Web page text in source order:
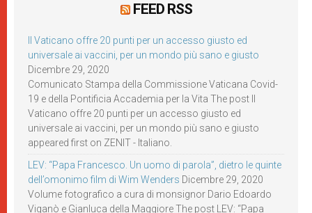
FEED RSS
Il Vaticano offre 20 punti per un accesso giusto ed
universale ai vaccini, per un mondo più sano e giusto
Dicembre 29, 2020
Comunicato Stampa della Commissione Vaticana Covid-
19 e della Pontificia Accademia per la Vita The post Il
Vaticano offre 20 punti per un accesso giusto ed
universale ai vaccini, per un mondo più sano e giusto
appeared first on ZENIT - Italiano.
LEV: “Papa Francesco. Un uomo di parola”, dietro le quinte
dell’omonimo film di Wim Wenders Dicembre 29, 2020
Volume fotografico a cura di monsignor Dario Edoardo
Viganò e Gianluca della Maggiore The post LEV: “Papa